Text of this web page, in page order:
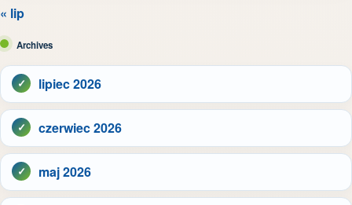
« lip
Archives
lipiec 2026
czerwiec 2026
maj 2026